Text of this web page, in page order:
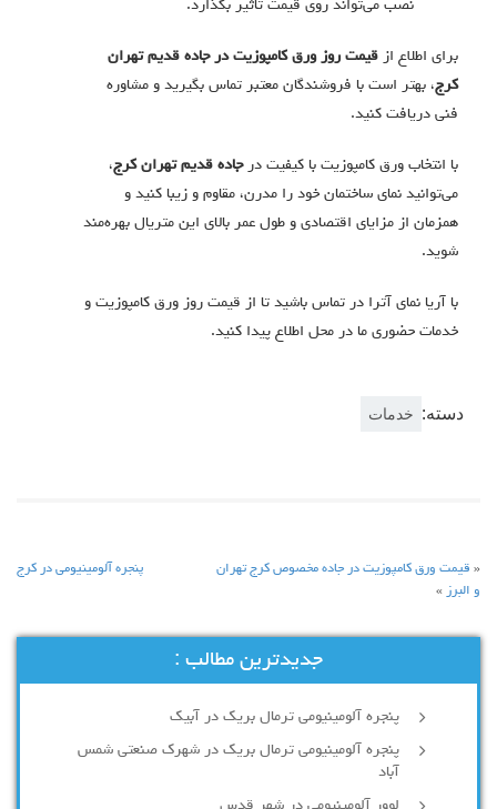
نصب می‌تواند روی قیمت تأثیر بگذارد.
برای اطلاع از قیمت روز ورق کامپوزیت در جاده قدیم تهران
کرج، بهتر است با فروشندگان معتبر تماس بگیرید و مشاوره
فنی دریافت کنید.
با انتخاب ورق کامپوزیت با کیفیت درجاده قدیم تهران کرج،
می‌توانید نمای ساختمان خود را مدرن، مقاوم و زیبا کنید و
همزمان از مزایای اقتصادی و طول عمر بالای این متریال بهره‌مند
شوید.
با آریا نمای آترا در تماس باشید تا از قیمت روز ورق کامپوزیت و
خدمات حضوری ما در محل اطلاع پیدا کنید.
دسته: خدمات
« قیمت ورق کامپوزیت در جاده مخصوص کرج تهران
پنجره آلومینیومی در کرج
و البرز »
جدیدترین مطالب :
پنجره آلومینیومی ترمال بریک در آبیک
پنجره آلومینیومی ترمال بریک در شهرک صنعتی شمس
آباد